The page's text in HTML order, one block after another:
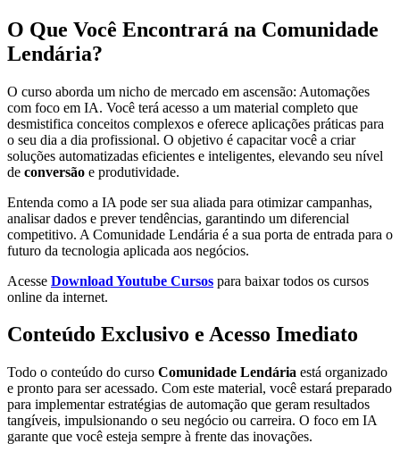
O Que Você Encontrará na Comunidade
Lendária?
O curso aborda um nicho de mercado em ascensão: Automações
com foco em IA. Você terá acesso a um material completo que
desmistifica conceitos complexos e oferece aplicações práticas para
o seu dia a dia profissional. O objetivo é capacitar você a criar
soluções automatizadas eficientes e inteligentes, elevando seu nível
de conversão e produtividade.
Entenda como a IA pode ser sua aliada para otimizar campanhas,
analisar dados e prever tendências, garantindo um diferencial
competitivo. A Comunidade Lendária é a sua porta de entrada para o
futuro da tecnologia aplicada aos negócios.
Acesse Download Youtube Cursos para baixar todos os cursos
online da internet.
Conteúdo Exclusivo e Acesso Imediato
Todo o conteúdo do curso Comunidade Lendária está organizado
e pronto para ser acessado. Com este material, você estará preparado
para implementar estratégias de automação que geram resultados
tangíveis, impulsionando o seu negócio ou carreira. O foco em IA
garante que você esteja sempre à frente das inovações.